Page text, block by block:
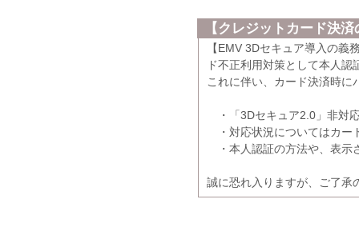
【クレジットカード決
【EMV 3Dセキュア導入の
ド不正利用対策として本人
これに伴い、カード決済時に
・「3Dセキュア2.0」非対
・対応状況についてはカー
・本人認証の方法や、表示
誠に恐れ入りますが、ご了承